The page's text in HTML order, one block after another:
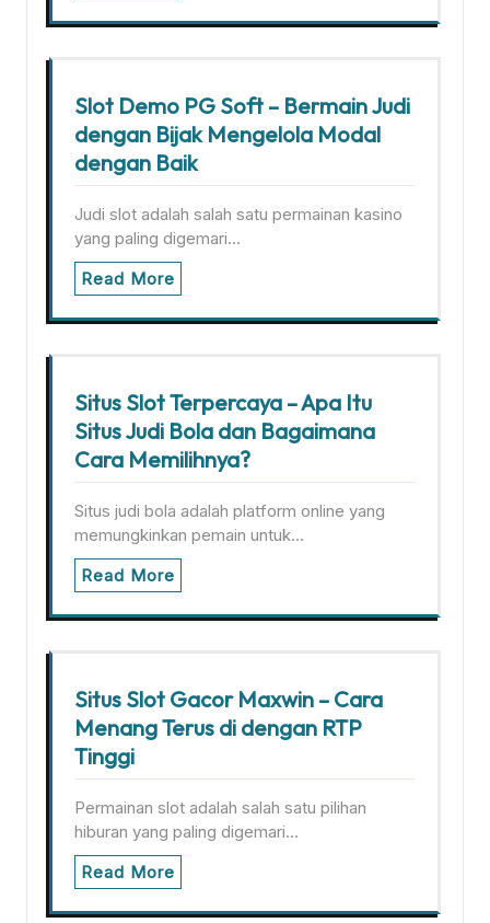
Slot Demo PG Soft – Bermain Judi
dengan Bijak Mengelola Modal
dengan Baik
Judi slot adalah salah satu permainan kasino
yang paling digemari…
Read More
Situs Slot Terpercaya – Apa Itu
Situs Judi Bola dan Bagaimana
Cara Memilihnya?
Situs judi bola adalah platform online yang
memungkinkan pemain untuk…
Read More
Situs Slot Gacor Maxwin – Cara
Menang Terus di dengan RTP
Tinggi
Permainan slot adalah salah satu pilihan
hiburan yang paling digemari…
Read More